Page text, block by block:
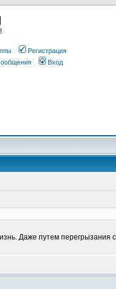
Регистрация
Вход
Даже путем перегрызания